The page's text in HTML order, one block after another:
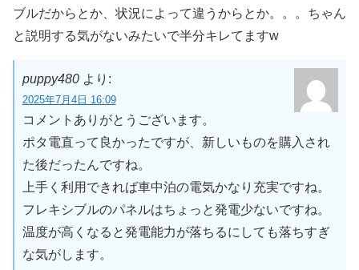
ブルだからとか、状況によって違うからとか。。。ちゃん
と説明する気がないみたいで半分キレてますw
puppy480 より:
2025年7月4日 16:09
コメントありがとうございます。
ポタ電直って良かったですが、新しいものを購入され
た後だったんですね。
上手く利用できれば車中泊の電気かなり充実ですね。
フレキシブルのパネルはちょっと発電少ないですね。
温度が高くなると発電能力が落ちるにしても落ちすぎ
な気がします。